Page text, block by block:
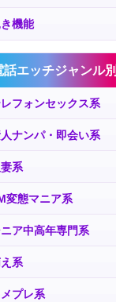
機能
話エッチジャンル別
フォンセックス系
ナンパ・即会い系
妻系
変態マニア系
ア中高年専門系
系
プレ系